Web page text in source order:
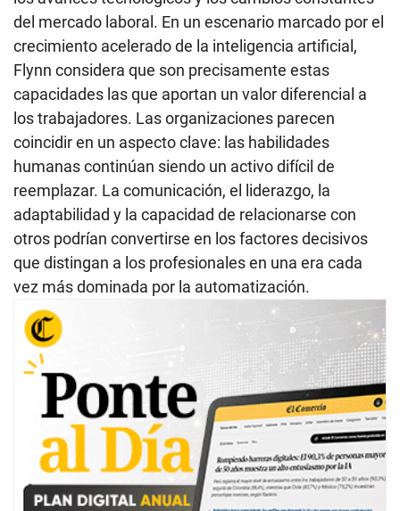
del mercado laboral. En un escenario marcado por el
crecimiento acelerado de la inteligencia artificial,
Flynn considera que son precisamente estas
capacidades las que aportan un valor diferencial a
los trabajadores. Las organizaciones parecen
coincidir en un aspecto clave: las habilidades
humanas continúan siendo un activo difícil de
reemplazar. La comunicación, el liderazgo, la
adaptabilidad y la capacidad de relacionarse con
otros podrían convertirse en los factores decisivos
que distingan a los profesionales en una era cada
vez más dominada por la automatización.